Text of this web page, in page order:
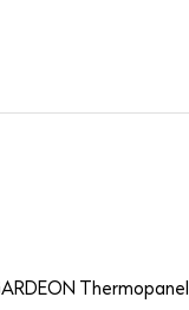
Thermopanel